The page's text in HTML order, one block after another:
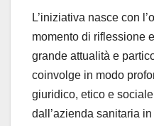
L’iniziativa nasce con
momento di riflessione
grande attualità e
coinvolge in modo
giuridico, etico e
dall’azienda sanitaria